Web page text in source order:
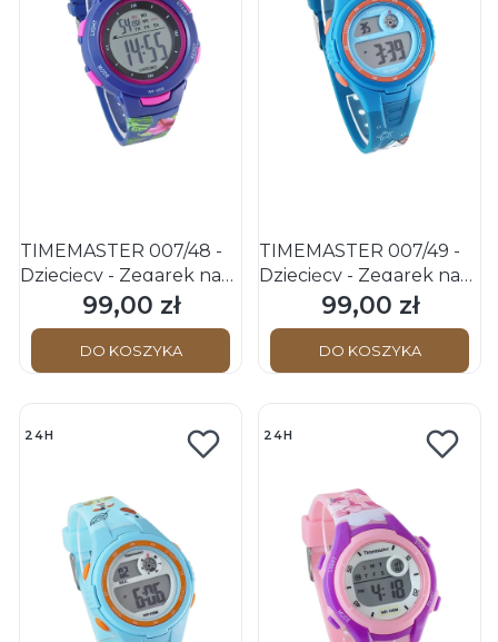
TIMEMASTER 007/48 -
Dziecięcy - Zegarek na
Cena
99,00 zł
DO KOSZYKA
TIMEMASTER 007/49 -
Dziecięcy - Zegarek na
Cena
99,00 zł
DO KOSZYKA
24H 24H